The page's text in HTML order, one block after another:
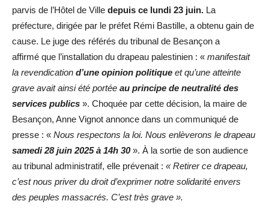
parvis de l’Hôtel de Ville depuis ce lundi 23 juin. La
préfecture, dirigée par le préfet Rémi Bastille, a obtenu gain de
cause. Le juge des référés du tribunal de Besançon a
affirmé que l’installation du drapeau palestinien : « manifestait
la revendication d’une opinion politique et qu’une atteinte
grave avait ainsi été portée au principe de neutralité des
services publics ». Choquée par cette décision, la maire de
Besançon, Anne Vignot annonce dans un communiqué de
presse : « Nous respectons la loi. Nous enlèverons le drapeau
samedi 28 juin 2025 à 14h 30». À la sortie de son audience
au tribunal administratif, elle prévenait : «Retirer ce drapeau,
c’est nous priver du droit d’exprimer notre solidarité envers
des peuples massacrés. C’est très grave ».